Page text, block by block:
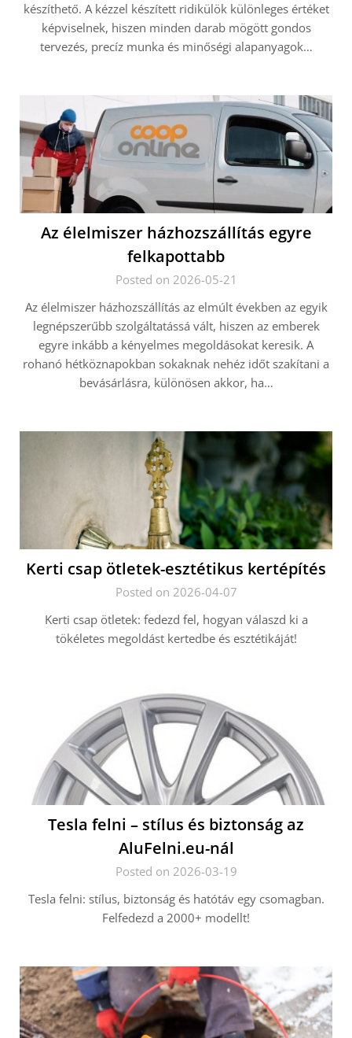
készíthető. A kézzel készített ridikülök különleges értéket
képviselnek, hiszen minden darab mögött gondos
tervezés, precíz munka és minőségi alapanyagok…
Az élelmiszer házhozszállítás egyre
felkapottabb
Posted on 2026-05-21
Az élelmiszer házhozszállítás az elmúlt években az egyik
legnépszerűbb szolgáltatássá vált, hiszen az emberek
egyre inkább a kényelmes megoldásokat keresik. A
rohanó hétköznapokban sokaknak nehéz időt szakítani a
bevásárlásra, különösen akkor, ha…
Kerti csap ötletek-esztétikus kertépítés
Posted on 2026-04-07
Kerti csap ötletek: fedezd fel, hogyan válaszd ki a
tökéletes megoldást kertedbe és esztétikáját!
Tesla felni – stílus és biztonság az
AluFelni.eu-nál
Posted on 2026-03-19
Tesla felni: stílus, biztonság és hatótáv egy csomagban.
Felfedezd a 2000+ modellt!